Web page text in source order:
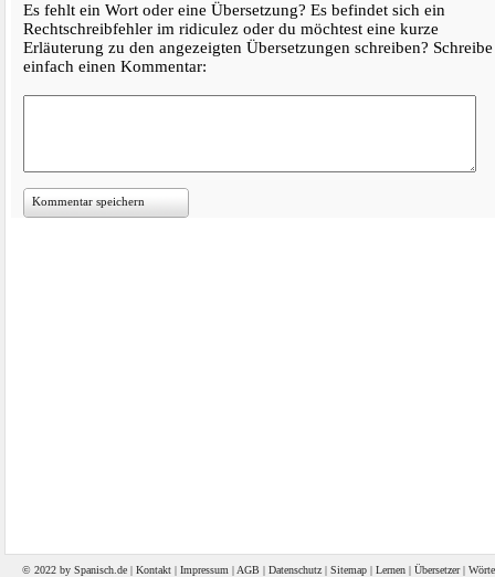
Es fehlt ein Wort oder eine Übersetzung? Es befindet sich ein
Rechtschreibfehler im ridiculez oder du möchtest eine kurze
Erläuterung zu den angezeigten Übersetzungen schreiben? Schreibe
einfach einen Kommentar:
Kommentar speichern
© 2022 by Spanisch .de | Kontakt | Impressum | AGB | Datenschutz | Sitemap | Lernen | Übersetzer|